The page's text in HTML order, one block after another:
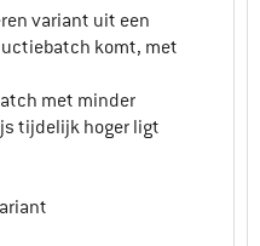
variant uit een
komt, met
met minder
tijdelijk hoger ligt